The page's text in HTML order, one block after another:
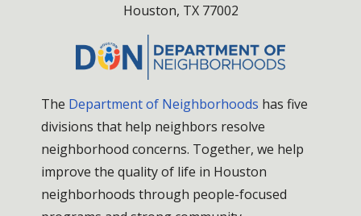
Houston, TX 77002
The Department of Neighborhoods has five
divisions that help neighbors resolve
neighborhood concerns. Together, we help
improve the quality of life in Houston
neighborhoods through people-focused